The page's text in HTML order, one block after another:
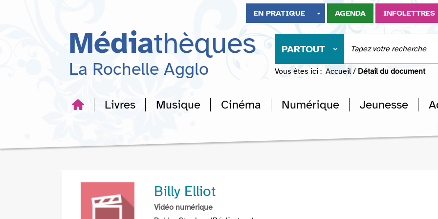
recherche
EN PRATIQUE AGENDA INFOLETTRES
Médiathèques
La Rochelle Agglo
PARTOUT
Vous êtes ici : Accueil / Détail du document
Livres Musique Cinéma Numérique Jeunesse
Billy Elliot
Vidéo numérique